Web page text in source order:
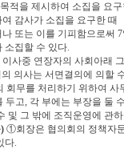
적을 제시하여 소집을 요구
감사가 소집을 요구한 때
또는 이를 기피함으로써 7
소집할 수 있다.
사중 연장자의 사회아래
의사는 서면결의에 의할
회무를 처리하기 위하여
두고, 각 부에는 부장을 둘
및 그 밖에 조직운영에 관
) ①회장은 협의회의 정책자
다.